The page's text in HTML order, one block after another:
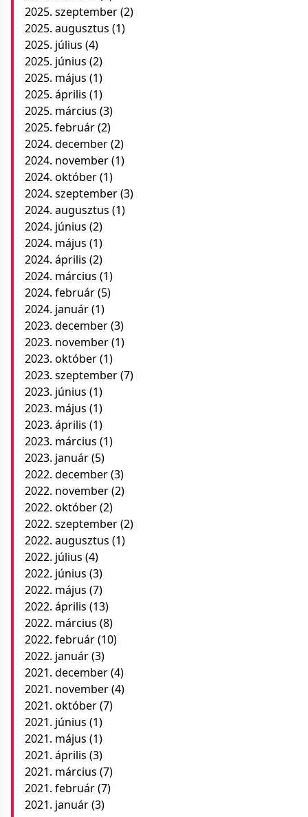
2025. szeptember(2)
2025. augusztus (1)
2025. július (4)
2025. június (2)
2025. május (1)
2025. április (1)
2025. március (3)
2025. február(2)
2024. december(2)
2024. november(1)
2024. október(1)
2024. szeptember(3)
2024. augusztus (1)
2024. június (2)
2024. május (1)
2024. április (2)
2024. március (1)
2024. február(5)
2024. január(1)
2023. december(3)
2023. november(1)
2023. október(1)
2023. szeptember(7)
2023. június (1)
2023. május (1)
2023. április (1)
2023. március (1)
2023. január(5)
2022. december(3)
2022. november(2)
2022. október(2)
2022. szeptember(2)
2022. augusztus (1)
2022. július (4)
2022. június (3)
2022. május (7)
2022. április (13)
2022. március (8)
2022. február(10)
2022. január(3)
2021. december(4)
2021. november(4)
2021. október(7)
2021. június (1)
2021. május (1)
2021. április (3)
2021. március (7)
2021. február(7)
2021. január(3)